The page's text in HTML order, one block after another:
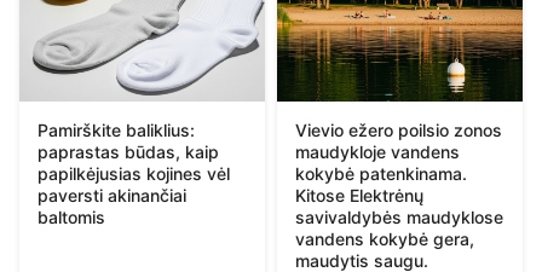
Pamirškite baliklius:
paprastas būdas, kaip
papilkėjusias kojines vėl
paversti akinančiai
baltomis
Vievio ežero poilsio zonos
maudykloje vandens
kokybė patenkinama.
Kitose Elektrėnų
savivaldybės maudyklose
vandens kokybė gera,
maudytis saugu.